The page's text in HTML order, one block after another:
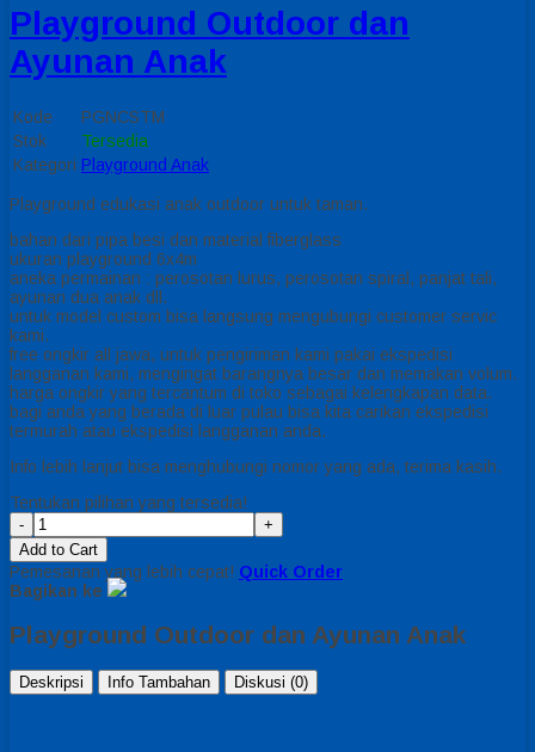
Playground Outdoor dan
Ayunan Anak
Kode
PGNCSTM
Stok
Tersedia
Kategori Playground Anak
Playground edukasi anak outdoor untuk taman.
bahan dari pipa besi dan material fiberglass
ukuran playground 6x4m
aneka permainan : perosotan lurus, perosotan spiral, panjat tali,
ayunan dua anak dll.
untuk model custom bisa langsung mengubungi customer servic
kami.
free ongkir all jawa, untuk pengiriman kami pakai ekspedisi
langganan kami, mengingat barangnya besar dan memakan volum.
harga ongkir yang tercantum di toko sebagai kelengkapan data.
bagi anda yang berada di luar pulau bisa kita carikan ekspedisi
termurah atau ekspedisi langganan anda.
Info lebih lanjut bisa menghubungi nomor yang ada, terima kasih.
Tentukan pilihan yang tersedia!
-
+
Add to Cart
Pemesanan yang lebih cepat! Quick Order
Bagikan ke
Playground Outdoor dan Ayunan Anak
Deskripsi Info Tambahan Diskusi (0)